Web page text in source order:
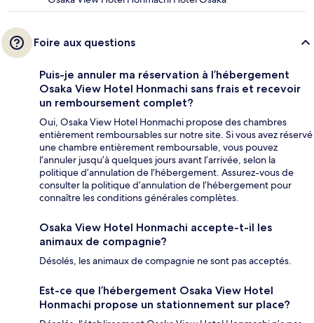
Foire aux questions
Puis-je annuler ma réservation à l’hébergement
Osaka View Hotel Honmachi sans frais et recevoir
un remboursement complet?
Oui, Osaka View Hotel Honmachi propose des chambres
entièrement remboursables sur notre site. Si vous avez réservé
une chambre entièrement remboursable, vous pouvez
l’annuler jusqu’à quelques jours avant l’arrivée, selon la
politique d’annulation de l’hébergement. Assurez-vous de
consulter la politique d’annulation de l’hébergement pour
connaître les conditions générales complètes.
Osaka View Hotel Honmachi accepte-t-il les
animaux de compagnie?
Désolés, les animaux de compagnie ne sont pas acceptés.
Est-ce que l’hébergement Osaka View Hotel
Honmachi propose un stationnement sur place?